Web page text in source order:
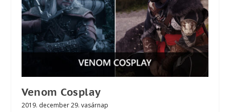
Venom Cosplay
2019. december 29. vasárnap